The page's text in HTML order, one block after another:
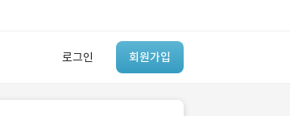
로그인 회원가입